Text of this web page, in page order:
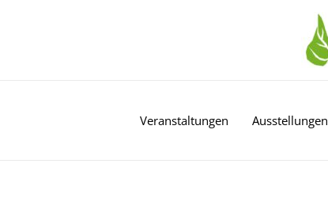
Veranstaltungen Ausstellungen